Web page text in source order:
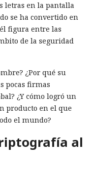
letras en la pantalla
se ha convertido en
figura entre las
de la seguridad
¿Por qué su
pocas firmas
¿Y cómo logró un
producto en el que
el mundo?
al